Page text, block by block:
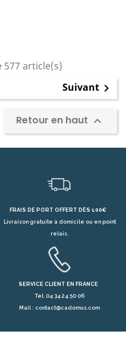
577 article(s)
Suivant 
Retour en haut 
FRAIS DE PORT OFFERT DÈS 100€
Livraison gratuite à domicile ou en point
relais.
SERVICE CLIENT EN FRANCE
Tel. 04 34 24 50 06
Mail : contact@cadomus.com